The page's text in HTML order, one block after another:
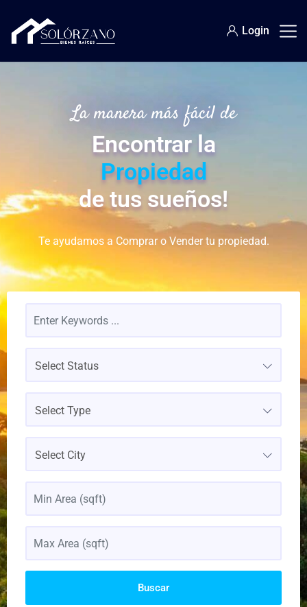
Login
La manera más fácil de
Encontrar la
Propiedad
de tus sueños!
Te ayudamos a Comprar o Vender tu propiedad.
Select Status
Select Type
Select City
Buscar